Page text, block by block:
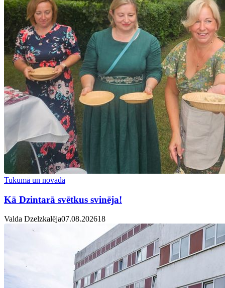
Tukumā un novadā
Kā Dzintarā svētkus svinēja!
Valda Dzelzkalēja07.08.202618